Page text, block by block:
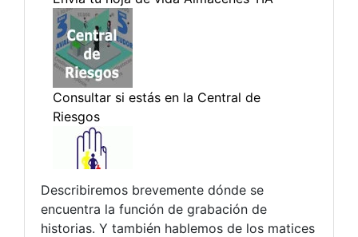
Describiremos brevemente dónde se
encuentra la función de grabación de
historias. Y también hablemos de los matices